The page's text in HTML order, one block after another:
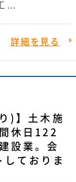
…
詳細を見る
)】土木施
休日122
設業。会
ておりま